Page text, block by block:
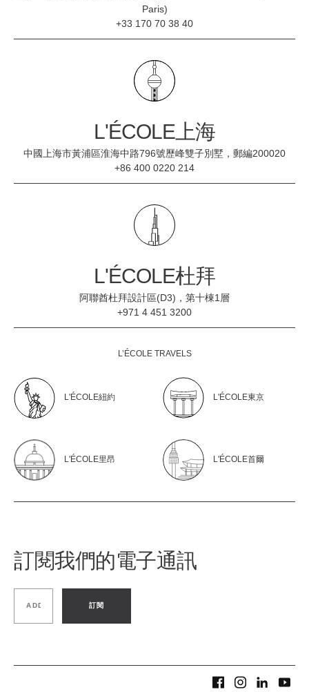
Paris)
+33 170 70 38 40
L'ÉCOLE上海
中國上海市黃浦區淮海中路796號歷峰雙子別墅，郵編200020
+86 400 0220 214
L'ÉCOLE杜拜
阿聯酋杜拜設計區(D3)，第十棟1層
+971 4 451 3200
L’ÉCOLE TRAVELS
L'ÉCOLE紐約 L'ÉCOLE東京
L'ÉCOLE里昂 L'ÉCOLE首爾
訂閱我們的電子通訊
訂閱